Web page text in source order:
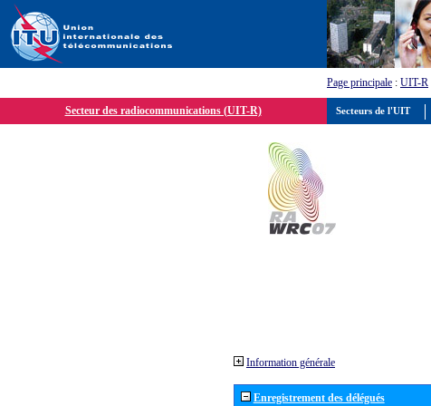
Page principale : UIT-R
Secteur des radiocommunications (UIT-R)
Information générale
Enregistrement des délégués
Secteurs de l'UIT